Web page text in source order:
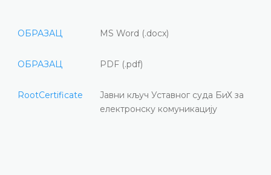
ОБРАЗАЦ MS Word (.docx)
ОБРАЗАЦ PDF (.pdf)
RootCertificate
Јавни кључ Уставног суда БиХ за
електронску комуникацију